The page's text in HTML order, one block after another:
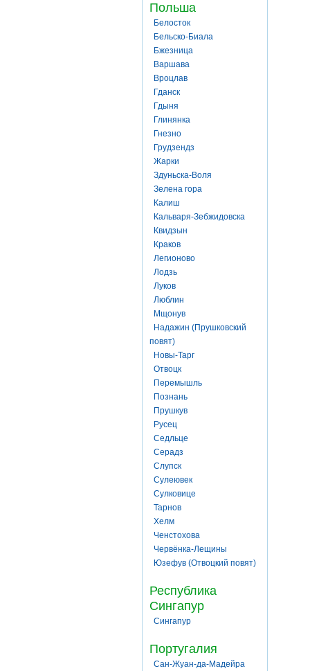
Польша
Белосток
Бельско-Биала
Бжезница
Варшава
Вроцлав
Гданск
Гдыня
Глинянка
Гнезно
Грудзендз
Жарки
Здуньска-Воля
Зелена гора
Калиш
Кальваря-Зебжидовска
Квидзын
Краков
Легионово
Лодзь
Луков
Люблин
Мщонув
Надажин (Прушковский
повят)
Новы-Тарг
Отвоцк
Перемышль
Познань
Прушкув
Русец
Седльце
Серадз
Слупск
Сулеювек
Сулковице
Тарнов
Хелм
Ченстохова
Червёнка-Лещины
Юзефув (Отвоцкий повят)
Республика
Сингапур
Сингапур
Португалия
Сан-Жуан-да-Мадейра